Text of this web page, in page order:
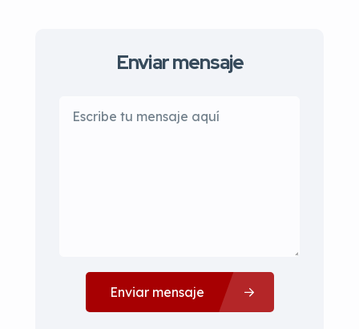
Enviar mensaje
Enviar mensaje